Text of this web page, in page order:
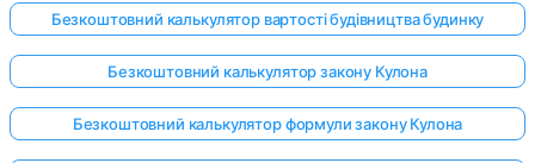
Безкоштовний калькулятор вартості будівництва будинку
Безкоштовний калькулятор закону Кулона
Безкоштовний калькулятор формули закону Кулона